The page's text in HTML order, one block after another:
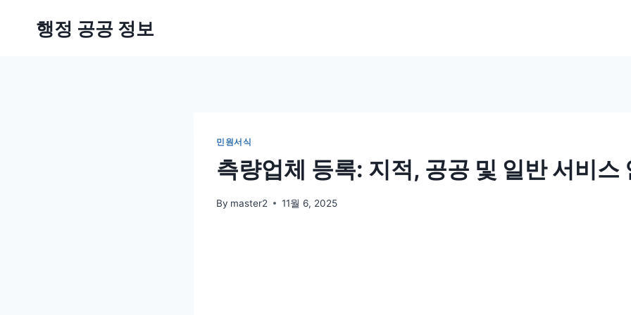
행정 공공 정보
민원서식
측량업체 등록: 지적, 공공 및 일반 서비스
By master2 11월 6, 2025